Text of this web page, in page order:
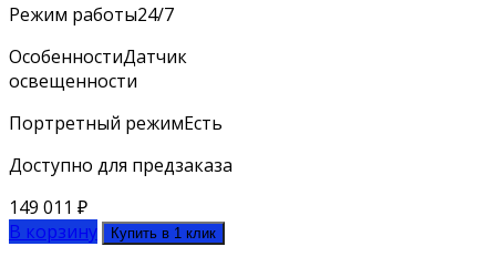
Режим работы24/7
ОсобенностиДатчик
освещенности
Портретный режимЕсть
Доступно для предзаказа
149 011 ₽
В корзину
Купить в 1 клик